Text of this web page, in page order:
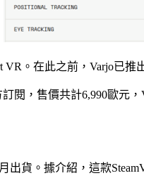
。在此之前，Varjo已
閱，售價共計6,990歐元
出貨。據介紹，這款